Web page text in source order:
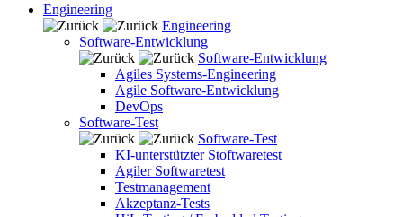
Engineering
Engineering
Software-Entwicklung
Software-Entwicklung
Agiles Systems-Engineering
Agile Software-Entwicklung
DevOps
Software-Test
Software-Test
KI-unterstützter Stoftwaretest
Agiler Softwaretest
Testmanagement
Akzeptanz-Tests